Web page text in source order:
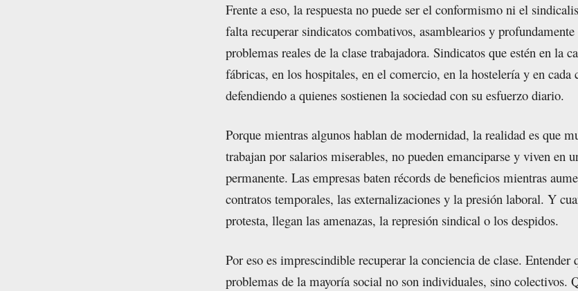
Frente a eso, la respuesta no puede ser el conformismo ni el
falta recuperar sindicatos combativos, asamblearios y
problemas reales de la clase trabajadora. Sindicatos que estén en la
fábricas, en los hospitales, en el comercio, en la hostelería y en cada
defendiendo a quienes sostienen la sociedad con su esfuerzo diario.
Porque mientras algunos hablan de modernidad, la realidad es que
trabajan por salarios miserables, no pueden emanciparse y viven en
permanente. Las empresas baten récords de beneficios mientras
contratos temporales, las externalizaciones y la presión laboral. Y
protesta, llegan las amenazas, la represión sindical o los despidos.
Por eso es imprescindible recuperar la conciencia de clase. Entender
problemas de la mayoría social no son individuales, sino colectivos.